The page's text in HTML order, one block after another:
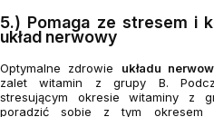
5.) Pomaga ze stresem i
układ nerwowy
Optymalne zdrowie układu
zalet witamin z grupy B.
stresującym okresie witaminy z
poradzić sobie z tym okresem